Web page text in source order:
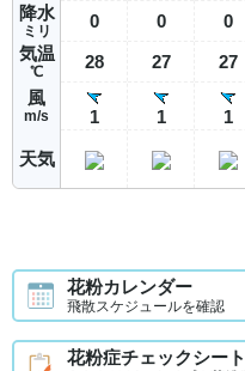
降水
ミリ
気温
℃
風
m/s
天気
0
28
1
0
27
1
0
27
1
花粉カレンダー
飛散スケジュールを確認
花粉症チェックシート